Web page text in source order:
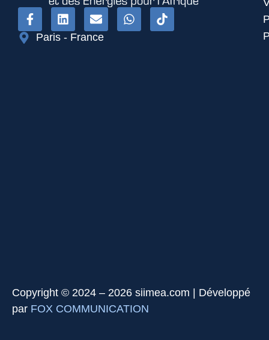
Paris - France
Copyright © 2024 – 2026 siimea.com | Développé
par FOX COMMUNICATION